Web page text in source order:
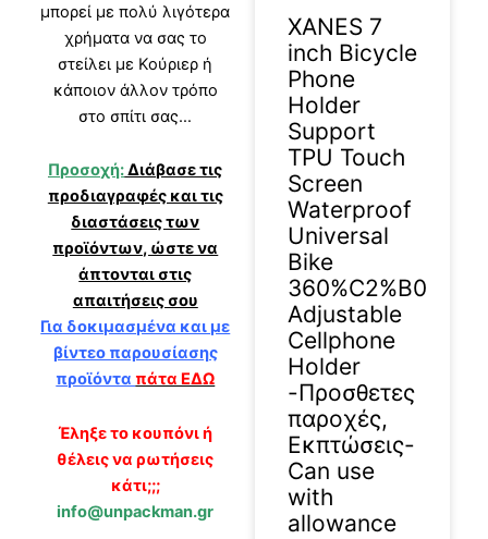
μπορεί με πολύ λιγότερα
χρήματα να σας το
στείλει με Κούριερ ή
κάποιον άλλον τρόπο
στο σπίτι σας…
Προσοχή:Διάβασε τις
προδιαγραφές και τις
διαστάσεις των
προϊόντων, ώστε να
άπτονται στις
απαιτήσεις σου
Για δοκιμασμένα και με
βίντεο παρουσίασης
προϊόντα πάτα ΕΔΩ
Έληξε το κουπόνι ή
θέλεις να ρωτήσεις
κάτι;;;
info@unpackman.gr
XANES 7
inch Bicycle
Phone
Holder
Support
TPU Touch
Screen
Waterproof
Universal
Bike
360%C2%B0
Adjustable
Cellphone
Holder
-Προσθετες
παροχές,
Εκπτώσεις-
Can use
with
allowance